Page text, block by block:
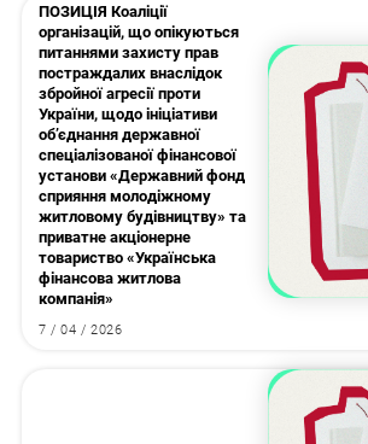
ПОЗИЦІЯ Коаліції
організацій, що опікуються
питаннями захисту прав
постраждалих внаслідок
збройної агресії проти
України, щодо ініціативи
об’єднання державної
спеціалізованої фінансової
установи «Державний фонд
сприяння молодіжному
житловому будівництву» та
приватне акціонерне
товариство «Українська
фінансова житлова
компанія»
7 / 04 / 2026